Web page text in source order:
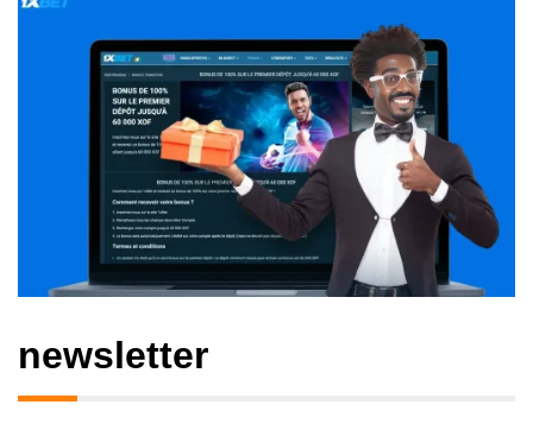
newsletter